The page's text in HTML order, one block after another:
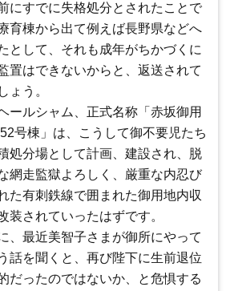
にすでに失格処分とされたことで
育棟から出て例えば長野県などへ
として、それも成年がちかづくに
置はできないからと、返送されて
ょう。
ールシャム、正式名称「赤坂御用
号棟」は、こうして御不要児たち
処分場として計画、建設され、脱
網走監獄よろしく、厳重な内忍び
た有刺鉄線で囲まれた御用地内収
装されていったはずです。
、最近美智子さまが御所にやって
話を聞くと、再び陛下に生前退位
だったのではないか、と危惧する